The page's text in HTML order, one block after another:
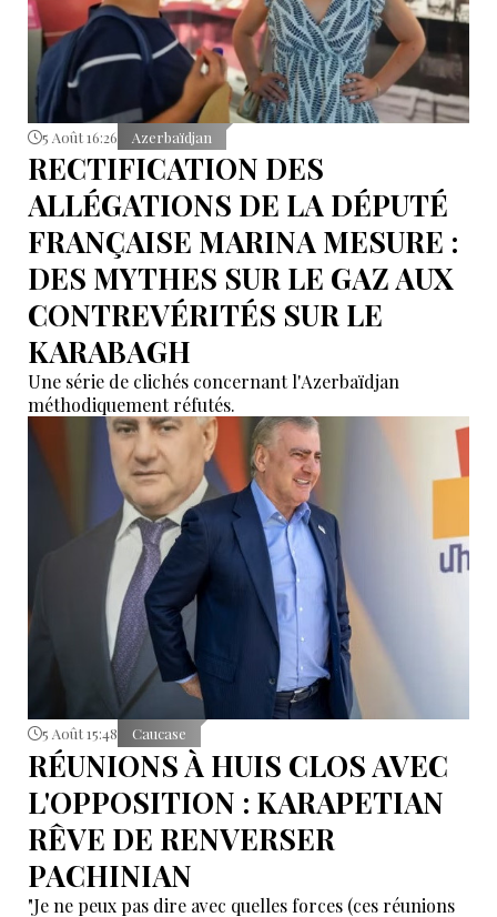
5 Août 16:26 Azerbaïdjan
RECTIFICATION DES
ALLÉGATIONS DE LA DÉPUTÉ
FRANÇAISE MARINA MESURE :
DES MYTHES SUR LE GAZ AUX
CONTREVÉRITÉS SUR LE
KARABAGH
Une série de clichés concernant l'Azerbaïdjan
méthodiquement réfutés.
5 Août 15:48 Caucase
RÉUNIONS À HUIS CLOS AVEC
L'OPPOSITION : KARAPETIAN
RÊVE DE RENVERSER
PACHINIAN
"Je ne peux pas dire avec quelles forces (ces réunions